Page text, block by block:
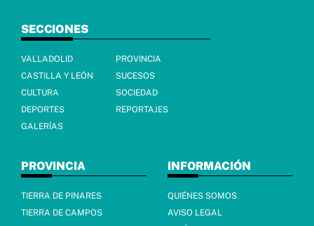
SECCIONES
VALLADOLID
PROVINCIA
CASTILLA Y LEÓN
SUCESOS
CULTURA
SOCIEDAD
DEPORTES
REPORTAJES
GALERÍAS
PROVINCIA
TIERRA DE PINARES
TIERRA DE CAMPOS
INFORMACIÓN
QUIÉNES SOMOS
AVISO LEGAL